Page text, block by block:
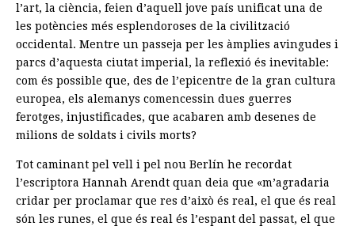
l’art, la ciència, feien d’aquell jove país unificat una de
les potències més esplendoroses de la civilització
occidental. Mentre un passeja per les àmplies avingudes i
parcs d’aquesta ciutat imperial, la reflexió és inevitable:
com és possible que, des de l’epicentre de la gran cultura
europea, els alemanys comencessin dues guerres
ferotges, injustificades, que acabaren amb desenes de
milions de soldats i civils morts?
Tot caminant pel vell i pel nou Berlín he recordat
l’escriptora Hannah Arendt quan deia que «m’agradaria
cridar per proclamar que res d’això és real, el que és real
són les runes, el que és real és l’espant del passat, el que